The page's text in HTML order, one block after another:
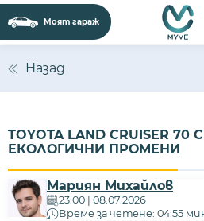
Моят гараж
Назад
TOYOTA LAND CRUISER
ЕКОЛОГИЧНИ ПРОМЕНИ
Мариян Михайлов
23:00 | 08.07.2026
Време за четене: 04:55